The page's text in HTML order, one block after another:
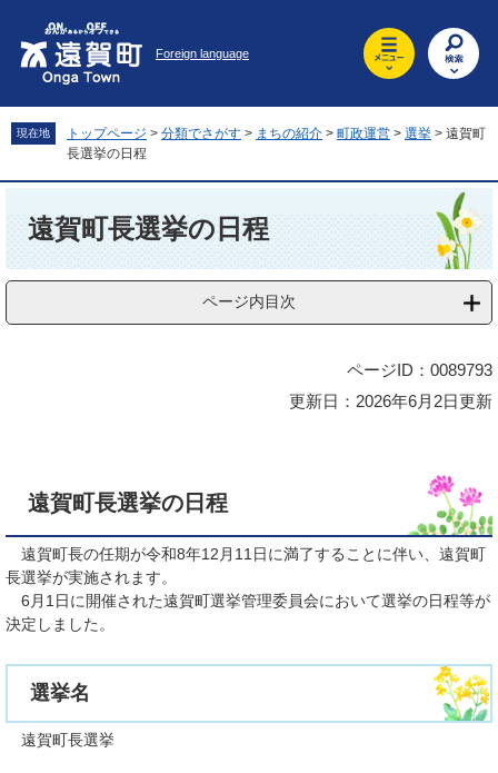
先
頭
を
飛
へ
Foreign language
現在地 トップページ > 分類でさがす > まちの紹介 > 町政運営 > 選挙 > 遠賀町
長選挙の日程
遠賀町長選挙の日程
ページ内目次
ページID：0089793
更新日：2026年6月2日更新
遠賀町長選挙の日程
遠賀町長の任期が令和8年12月11日に満了することに伴い、遠賀町
長選挙が実施されます。
6月1日に開催された遠賀町選挙管理委員会において選挙の日程等が
決定しました。
選挙名
遠賀町長選挙